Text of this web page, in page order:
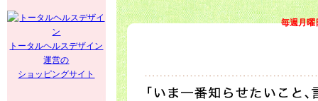
トータルヘルスデザイン
運営の
ショッピングサイト
毎週月曜